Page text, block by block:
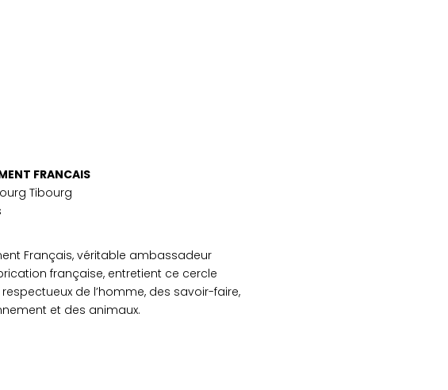
FRANCAIS
Tibourg
Français, véritable ambassadeur
française, entretient ce cercle
de l’homme, des savoir-faire,
et des animaux.